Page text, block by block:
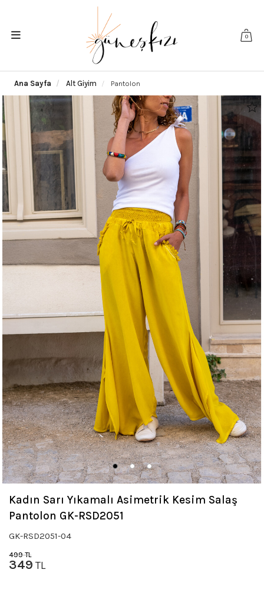
0
Ana Sayfa Alt Giyim Pantolon
Kadın Sarı Yıkamalı Asimetrik Kesim Salaş
Pantolon GK-RSD2051
GK-RSD2051-04
499TL
349 TL